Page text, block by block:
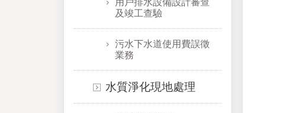
用戶排水設備設計審查
及竣工查驗
污水下水道使用費誤徵
業務
水質淨化現地處理